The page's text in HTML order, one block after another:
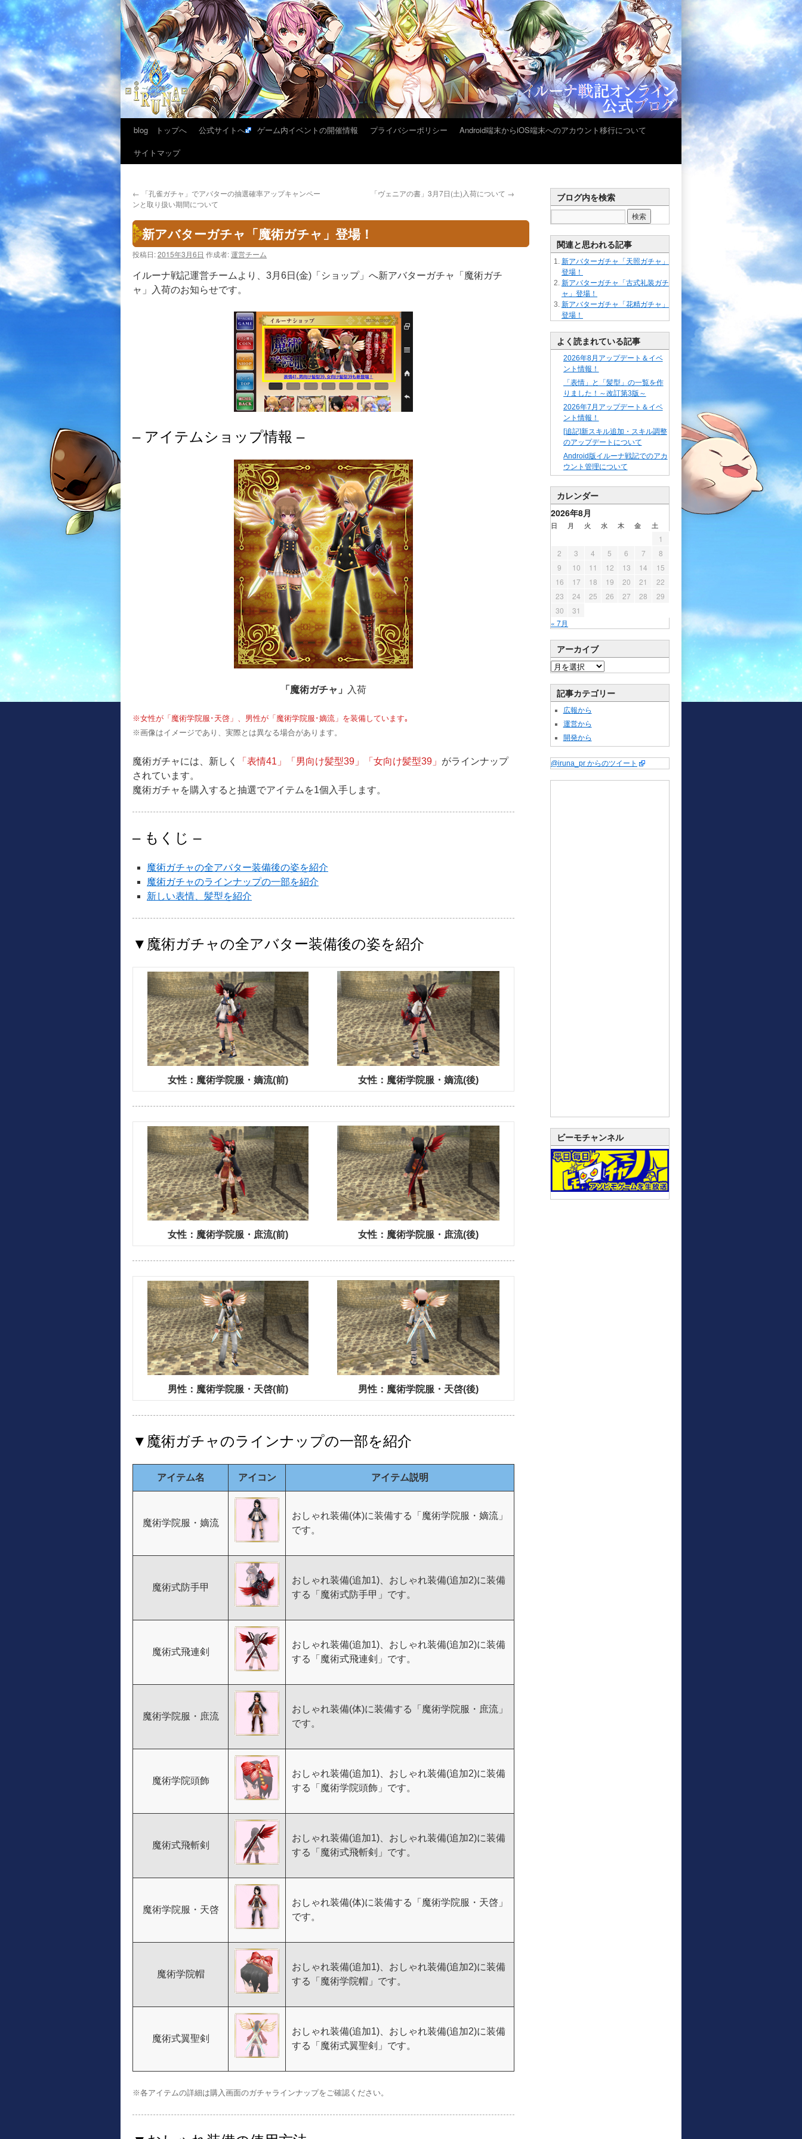
blog トップへ 公式サイトへ ゲーム内イベントの開催情報 プライバシーポリシー
Android端末からiOS端末へのアカウント移行について
サイトマップ
← 「孔雀ガチャ」でアバターの抽選確率アップキャンペー
ンと取り扱い期間について
「ヴェニアの書」3月7日(土)入荷について →
新アバターガチャ「魔術ガチャ」登場！
投稿日:2015年3月6日 作成者:運営チーム
イルーナ戦記運営チームより、3月6日(金)「ショップ」へ新アバターガチャ「魔術ガチ
ャ」入荷のお知らせです。
– アイテムショップ情報 –
「魔術ガチャ」 入荷
※女性が「魔術学院服･天啓」、男性が「魔術学院服･嫡流」を装備しています｡
※画像はイメージであり、実際とは異なる場合があります。
魔術ガチャには、新しく 「表情41」「男向け髪型39」「女向け髪型39」 がラインナップ
されています。
魔術ガチャを購入すると抽選でアイテムを1個入手します。
– もくじ –
魔術ガチャの全アバター装備後の姿を紹介
魔術ガチャのラインナップの一部を紹介
新しい表情、髪型を紹介
▼魔術ガチャの全アバター装備後の姿を紹介
女性：魔術学院服・嫡流(前) 女性：魔術学院服・嫡流(後)
女性：魔術学院服・庶流(前) 女性：魔術学院服・庶流(後)
男性：魔術学院服・天啓(前) 男性：魔術学院服・天啓(後)
▼魔術ガチャのラインナップの一部を紹介
アイテム名 アイコン アイテム説明
魔術学院服・嫡流
おしゃれ装備(体)に装備する「魔術学院服・嫡流」
です。
魔術式防手甲
おしゃれ装備(追加1)、おしゃれ装備(追加2)に装備
する「魔術式防手甲」です。
魔術式飛連剣
おしゃれ装備(追加1)、おしゃれ装備(追加2)に装備
する「魔術式飛連剣」です。
魔術学院服・庶流
おしゃれ装備(体)に装備する「魔術学院服・庶流」
です。
魔術学院頭飾
おしゃれ装備(追加1)、おしゃれ装備(追加2)に装備
する「魔術学院頭飾」です。
魔術式飛斬剣
おしゃれ装備(追加1)、おしゃれ装備(追加2)に装備
する「魔術式飛斬剣」です。
魔術学院服・天啓
おしゃれ装備(体)に装備する「魔術学院服・天啓」
です。
魔術学院帽
おしゃれ装備(追加1)、おしゃれ装備(追加2)に装備
する「魔術学院帽」です。
魔術式翼聖剣
おしゃれ装備(追加1)、おしゃれ装備(追加2)に装備
する「魔術式翼聖剣」です。
※各アイテムの詳細は購入画面のガチャラインナップをご確認ください。
ブログ内を検索
関連と思われる記事
新アバターガチャ「天照ガチャ」
登場！
新アバターガチャ「古式礼装ガチ
ャ」登場！
新アバターガチャ「花精ガチャ」
登場！
よく読まれている記事
2026年8月アップデート＆イベ
ント情報！
「表情」と「髪型」の一覧を作
りました！～改訂第3版～
2026年7月アップデート＆イベ
ント情報！
[追記]新スキル追加・スキル調整
のアップデートについて
Android版イルーナ戦記でのアカ
ウント管理について
カレンダー
2026年8月
日 月 火 水 木 金 土
« 7月
1
2
3 4 5 6 7
8
9
10 11 12 13 14
15
16
17 18 19 20 21
22
23
24 25 26 27 28
29
30
31
アーカイブ
記事カテゴリー
広報から
運営から
開発から
@iruna_pr からのツイート
ビーモチャンネル